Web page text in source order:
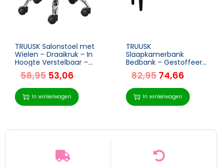
TRUUSK Salonstoel met
Wielen – Draaikruk – In
Hoogte Verstelbaar –
Fluwelen Aanraking –
Schuim – Chroom
Onderstel – Grijs 35 x
35
58,95 53,06
In winkelwagen
TRUUSK
Slaapkamerbank
Bedbank – Gestoffeerd
– MDF-schuim – Grijs –
102 x 31 x 51 cm
82,95 74,66
In winkelwagen